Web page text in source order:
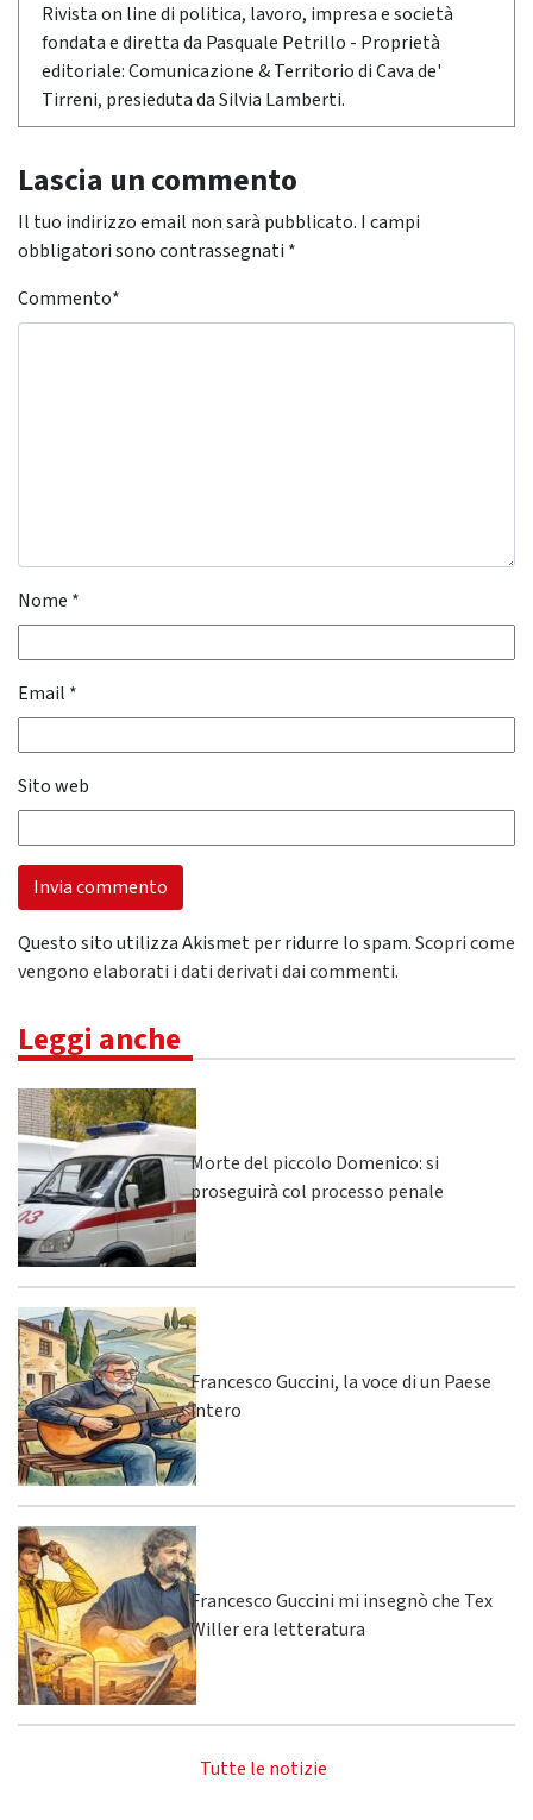
Rivista on line di politica, lavoro, impresa e società
fondata e diretta da Pasquale Petrillo - Proprietà
editoriale: Comunicazione & Territorio di Cava de'
Tirreni, presieduta da Silvia Lamberti.
Lascia un commento
Il tuo indirizzo email non sarà pubblicato. I campi
obbligatori sono contrassegnati *
Commento*
Nome *
Email *
Sito web
Questo sito utilizza Akismet per ridurre lo spam.Scopri come
vengono elaborati i dati derivati dai commenti.
Leggi anche
Morte del piccolo Domenico: si
proseguirà col processo penale
Francesco Guccini, la voce di un Paese
intero
Francesco Guccini mi insegnò che Tex
Willer era letteratura
Tutte le notizie